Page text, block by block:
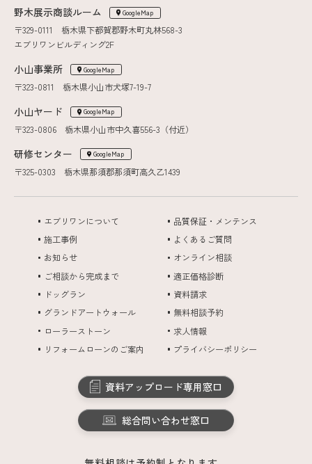
野木展示商談ルーム GoogleMap
〒329-0111 栃木県下都賀郡野木町丸林568-3
エブリワンビルディング2F
小山事業所 GoogleMap
〒323-0811 栃木県小山市犬塚7-19-7
小山ヤード GoogleMap
〒323-0806 栃木県小山市中久喜556-3（付近）
研修センター GoogleMap
〒325-0303 栃木県那須郡那須町高久乙1439
エブリワンについて
施工事例
お知らせ
ご相談から完成まで
ドッグラン
グランドアートウォール
ローラーストーン
リフォームローンのご案内
品質保証・メンテンス
よくあるご質問
オンライン相談
適正価格診断
資料請求
無料相談予約
求人情報
プライバシーポリシー
資料アップロード専用窓口
総合問い合わせ窓口